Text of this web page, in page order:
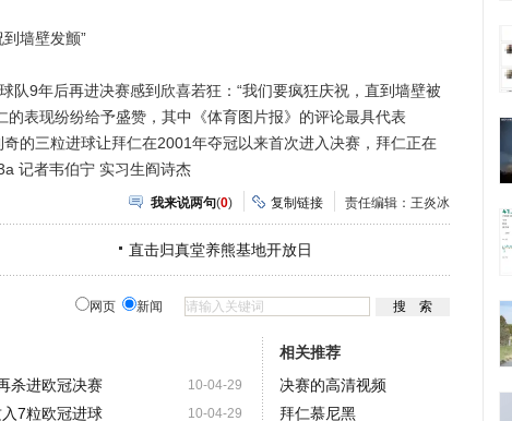
墙壁发颤”
9年后再进决赛感到欣喜若狂：“我们要疯狂庆祝，直到墙壁被
的表现纷纷给予盛赞，其中《体育图片报》的评论最具代表
的三粒进球让拜仁在2001年夺冠以来首次进入决赛，拜仁正在
记者韦伯宁 实习生阎诗杰
我来说两句(0) 复制链接 责任编辑：王炎冰
直击归真堂养熊基地开放日
网页 新闻
10-04-29
杀进欧冠决赛
10-04-29
7粒欧冠进球
相关推荐
决赛的高清视频
拜仁慕尼黑